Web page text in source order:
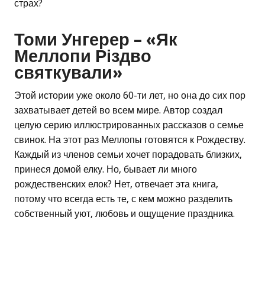
страх?
Томи Унгерер – «Як
Меллопи Різдво
святкували»
Этой истории уже около 60-ти лет, но она до сих пор
захватывает детей во всем мире. Автор создал
целую серию иллюстрированных рассказов о семье
свинок. На этот раз Меллопы готовятся к Рождеству.
Каждый из членов семьи хочет порадовать близких,
принеся домой елку. Но, бывает ли много
рождественских елок? Нет, отвечает эта книга,
потому что всегда есть те, с кем можно разделить
собственный уют, любовь и ощущение праздника.